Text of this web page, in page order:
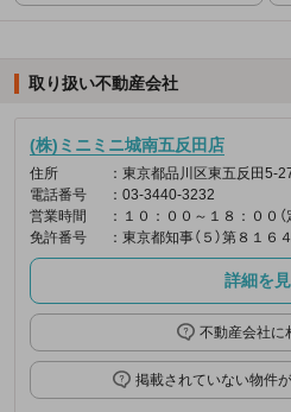
取り扱い不動産会社
(株)ミニミニ城南五反田店
住所
：東京都品川区東五反田5-
電話番号
：03-3440-3232
営業時間
：１０：００～１８：００（
免許番号
：東京都知事（５）第８１６
詳細を
不動産会社に
掲載されていない物件